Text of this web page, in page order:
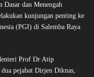
dan Menengah
kunjungan penting ke
(PGI) di Salemba Raya
Prof Dr Atip
pejabat Dirjen Diknas,